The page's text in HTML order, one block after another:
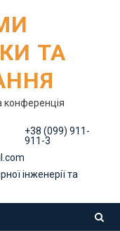
ТА
конференція
+38 (099) 911-
911-3
інженерії та